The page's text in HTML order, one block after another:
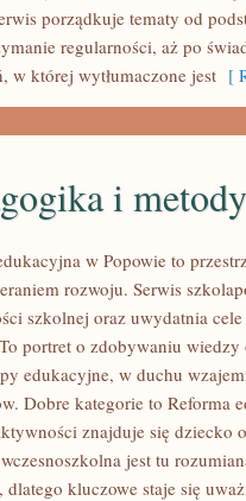
porządkuje tematy od
regularności, aż po
w której wytłumaczone jest [
i
w Popowie to
rozwoju. Serwis
szkolnej oraz uwydatnia
portret o zdobywaniu wiedzy
edukacyjne, w duchu
Dobre kategorie to Reforma
znajduje się dziecko
jest tu
dlatego kluczowe staje się